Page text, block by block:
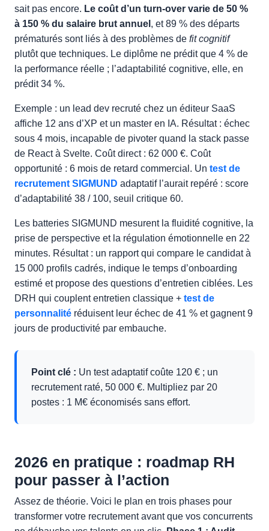
sait pas encore. Le coût d’un turn-over varie de 50 %
à 150 % du salaire brut annuel , et 89 % des départs
prématurés sont liés à des problèmes de fit cognitif
plutôt que techniques. Le diplôme ne prédit que 4 % de
la performance réelle ; l’adaptabilité cognitive, elle, en
prédit 34 %.
Exemple : un lead dev recruté chez un éditeur SaaS
affiche 12 ans d’XP et un master en IA. Résultat : échec
sous 4 mois, incapable de pivoter quand la stack passe
de React à Svelte. Coût direct : 62 000 €. Coût
opportunité : 6 mois de retard commercial. Un test de
recrutement SIGMUND adaptatif l’aurait repéré : score
d’adaptabilité 38 / 100, seuil critique 60.
Les batteries SIGMUND mesurent la fluidité cognitive, la
prise de perspective et la régulation émotionnelle en 22
minutes. Résultat : un rapport qui compare le candidat à
15 000 profils cadrés, indique le temps d’onboarding
estimé et propose des questions d’entretien ciblées. Les
DRH qui couplent entretien classique + test de
personnalité réduisent leur échec de 41 % et gagnent 9
jours de productivité par embauche.
Point clé : Un test adaptatif coûte 120 € ; un
recrutement raté, 50 000 €. Multipliez par 20
postes : 1 M€ économisés sans effort.
2026 en pratique : roadmap RH
pour passer à l’action
Assez de théorie. Voici le plan en trois phases pour
transformer votre recrutement avant que vos concurrents